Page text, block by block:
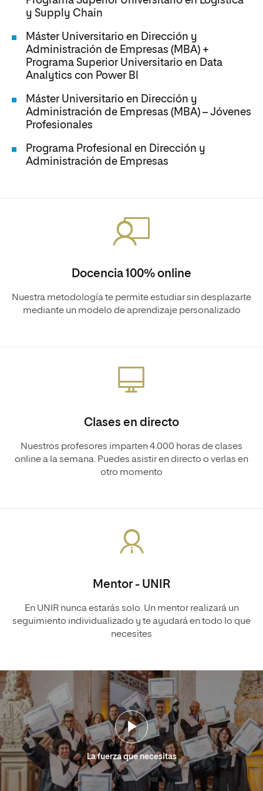
y Supply Chain
Máster Universitario en Dirección y
Administración de Empresas (MBA) +
Programa Superior Universitario en Data
Analytics con Power BI
Máster Universitario en Dirección y
Administración de Empresas (MBA) – Jóvenes
Profesionales
Programa Profesional en Dirección y
Administración de Empresas
Docencia 100% online
Nuestra metodología te permite estudiar sin desplazarte
mediante un modelo de aprendizaje personalizado
Clases en directo
Nuestros profesores imparten 4.000 horas de clases
online a la semana. Puedes asistir en directo o verlas en
otro momento
Mentor - UNIR
En UNIR nunca estarás solo. Un mentor realizará un
seguimiento individualizado y te ayudará en todo lo que
necesites
La fuerza que necesitas